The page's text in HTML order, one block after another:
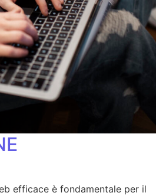
efficace è fondamentale per il